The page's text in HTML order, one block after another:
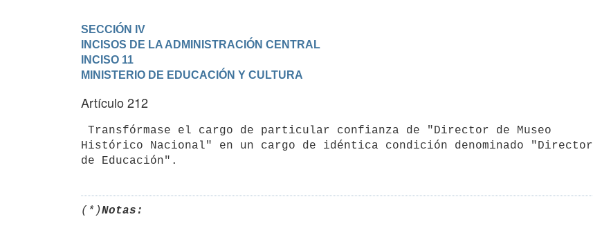
SECCIÓN IV
INCISOS DE LA ADMINISTRACIÓN CENTRAL
INCISO 11
MINISTERIO DE EDUCACIÓN Y CULTURA
Artículo 212
Histórico Nacional" en un cargo de idéntica condición denominado "Director
(*)Notas: